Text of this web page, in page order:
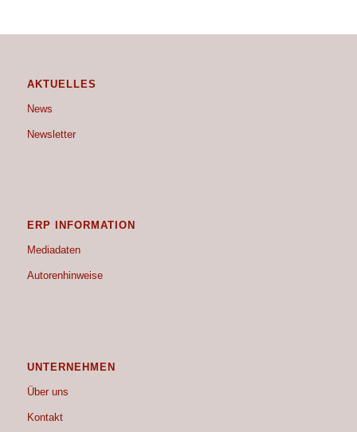
AKTUELLES
News
Newsletter
ERP INFORMATION
Mediadaten
Autorenhinweise
UNTERNEHMEN
Über uns
Kontakt